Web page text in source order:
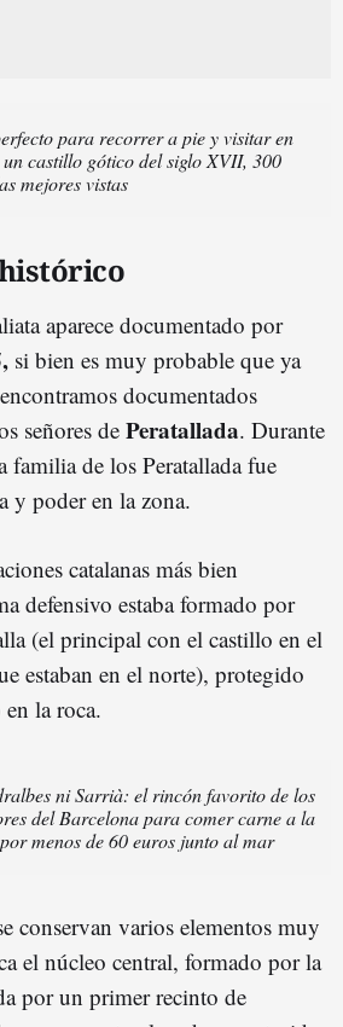
para recorrer a pie y visitar en
castillo gótico del siglo XVII, 300
mejores vistas
aparece documentado por
si bien es muy probable que ya
documentados
señores de Peratallada. Durante
de los Peratallada fue
y poder en la zona.
catalanas más bien
defensivo estaba formado por
(el principal con el castillo en el
estaban en el norte), protegido
la roca.
ni Sarrià: el rincón favorito de los
del Barcelona para comer carne a la
menos de 60 euros junto al mar
conservan varios elementos muy
el núcleo central, formado por la
por un primer recinto de